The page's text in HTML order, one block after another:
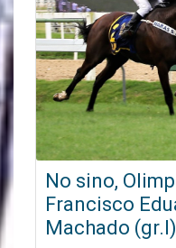
No sino,
Francisco
Machado (gr.I)